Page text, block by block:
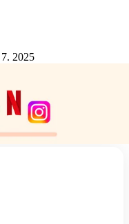
2025